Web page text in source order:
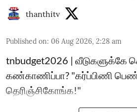
thanthitv
Published on: 06 Aug 2026, 2:28 am
tnbudget2026 | வீடுகளுக்கே
கண்காணிப்பா? "கர்ப்பிணி
தெரிஞ்சிகோங்க!"